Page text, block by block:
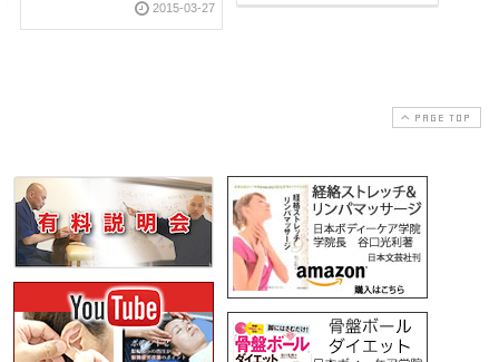
2015-03-27
PAGE TOP